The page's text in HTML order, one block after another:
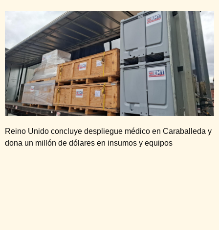
Reino Unido concluye despliegue médico en Caraballeda y
dona un millón de dólares en insumos y equipos